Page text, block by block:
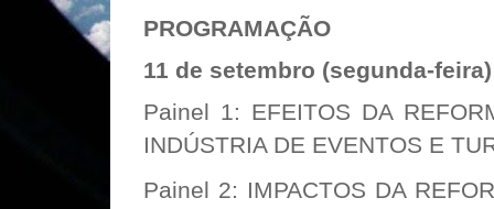
PROGRAMAÇÃO
11 de setembro (segunda-feira)
Painel 1: EFEITOS DA
INDÚSTRIA DE EVENTOS E
Painel 2: IMPACTOS DA